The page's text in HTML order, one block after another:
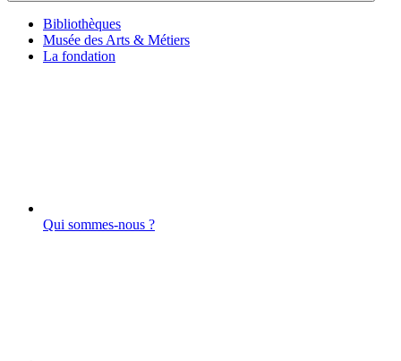
Bibliothèques
Musée des Arts & Métiers
La fondation
Qui sommes-nous ?